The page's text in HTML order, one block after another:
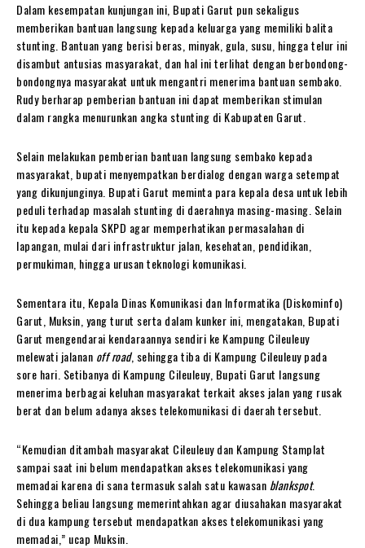
Dalam kesempatan kunjungan ini, Bupati Garut pun sekaligus
memberikan bantuan langsung kepada keluarga yang memiliki balita
stunting. Bantuan yang berisi beras, minyak, gula, susu, hingga telur ini
disambut antusias masyarakat, dan hal ini terlihat dengan berbondong-
bondongnya masyarakat untuk mengantri menerima bantuan sembako.
Rudy berharap pemberian bantuan ini dapat memberikan stimulan
dalam rangka menurunkan angka stunting di Kabupaten Garut.
Selain melakukan pemberian bantuan langsung sembako kepada
masyarakat, bupati menyempatkan berdialog dengan warga setempat
yang dikunjunginya. Bupati Garut meminta para kepala desa untuk lebih
peduli terhadap masalah stunting di daerahnya masing-masing. Selain
itu kepada kepala SKPD agar memperhatikan permasalahan di
lapangan, mulai dari infrastruktur jalan, kesehatan, pendidikan,
permukiman, hingga urusan teknologi komunikasi.
Sementara itu, Kepala Dinas Komunikasi dan Informatika (Diskominfo)
Garut, Muksin, yang turut serta dalam kunker ini, mengatakan, Bupati
Garut mengendarai kendaraannya sendiri ke Kampung Cileuleuy
melewati jalanan off road, sehingga tiba di Kampung Cileuleuy pada
sore hari. Setibanya di Kampung Cileuleuy, Bupati Garut langsung
menerima berbagai keluhan masyarakat terkait akses jalan yang rusak
berat dan belum adanya akses telekomunikasi di daerah tersebut.
“Kemudian ditambah masyarakat Cileuleuy dan Kampung Stamplat
sampai saat ini belum mendapatkan akses telekomunikasi yang
memadai karena di sana termasuk salah satu kawasan blankspot.
Sehingga beliau langsung memerintahkan agar diusahakan masyarakat
di dua kampung tersebut mendapatkan akses telekomunikasi yang
memadai,” ucap Muksin.